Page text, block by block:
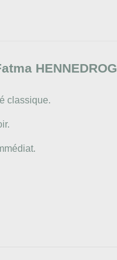
HENNEDROG
classique.